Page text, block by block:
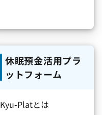
休眠預金活用プラ
ットフォーム
Kyu-Platとは